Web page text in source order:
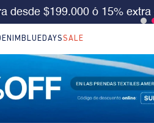
30%OFF en LO NUEVO.
BLUEDAYSSALE